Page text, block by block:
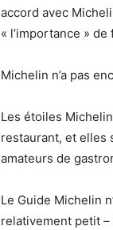
accord avec
« l’importance »
Michelin n’a pas
Les étoiles
restaurant, et elles
amateurs de
Le Guide Michelin
relativement petit –